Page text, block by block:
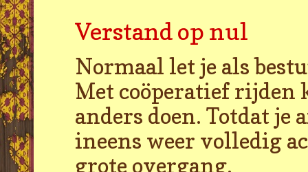
Verstand op nul
Normaal let je als
Met coöperatief rijden
anders doen. Totdat je
ineens weer volledig
grote overgang.